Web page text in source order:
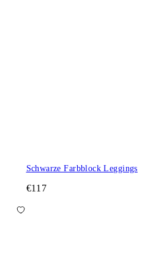
Schwarze Farbblock Leggings
€117